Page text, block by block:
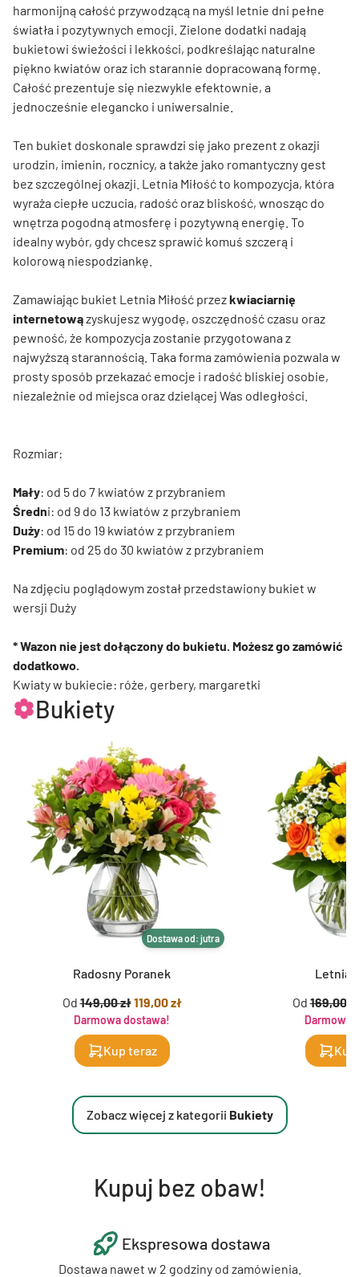
harmonijną całość przywodzącą na myśl letnie dni pełne
światła i pozytywnych emocji. Zielone dodatki nadają
bukietowi świeżości i lekkości, podkreślając naturalne
piękno kwiatów oraz ich starannie dopracowaną formę.
Całość prezentuje się niezwykle efektownie, a
jednocześnie elegancko i uniwersalnie.
Ten bukiet doskonale sprawdzi się jako prezent z okazji
urodzin, imienin, rocznicy, a także jako romantyczny gest
bez szczególnej okazji. Letnia Miłość to kompozycja, która
wyraża ciepłe uczucia, radość oraz bliskość, wnosząc do
wnętrza pogodną atmosferę i pozytywną energię. To
idealny wybór, gdy chcesz sprawić komuś szczerą i
kolorową niespodziankę.
Zamawiając bukiet Letnia Miłość przezkwiaciarnię
internetowązyskujesz wygodę, oszczędność czasu oraz
pewność, że kompozycja zostanie przygotowana z
najwyższą starannością. Taka forma zamówienia pozwala w
prosty sposób przekazać emocje i radość bliskiej osobie,
niezależnie od miejsca oraz dzielącej Was odległości.
Rozmiar:
Mały: od 5 do 7 kwiatów z przybraniem
Średni: od 9 do 13 kwiatów z przybraniem
Duży: od 15 do 19 kwiatów z przybraniem
Premium: od 25 do 30 kwiatów z przybraniem
Na zdjęciu poglądowym został przedstawiony bukiet w
wersji Duży
* Wazon nie jest dołączony do bukietu. Możesz go zamówić
dodatkowo.
Kwiaty w bukiecie: róże, gerbery, margaretki
Bukiety
Dostawa od: jutra
Radosny Poranek
Od149,00 zł119,00 zł
Darmowa dostawa!
Kup teraz
Letnia
Od169,00
Darmowa
Zobacz więcej z kategorii Bukiety
Kupuj bez obaw!
Ekspresowa dostawa
Dostawa nawet w 2 godziny od zamówienia.